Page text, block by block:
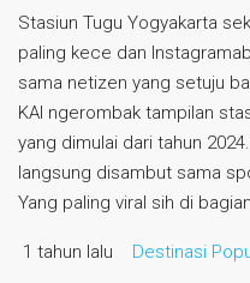
Stasiun Tugu Yogyakarta
paling kece dan
sama netizen yang setuju
KAI ngerombak tampilan
yang dimulai dari tahun
langsung disambut sama
Yang paling viral sih di
1 tahun lalu Destinasi